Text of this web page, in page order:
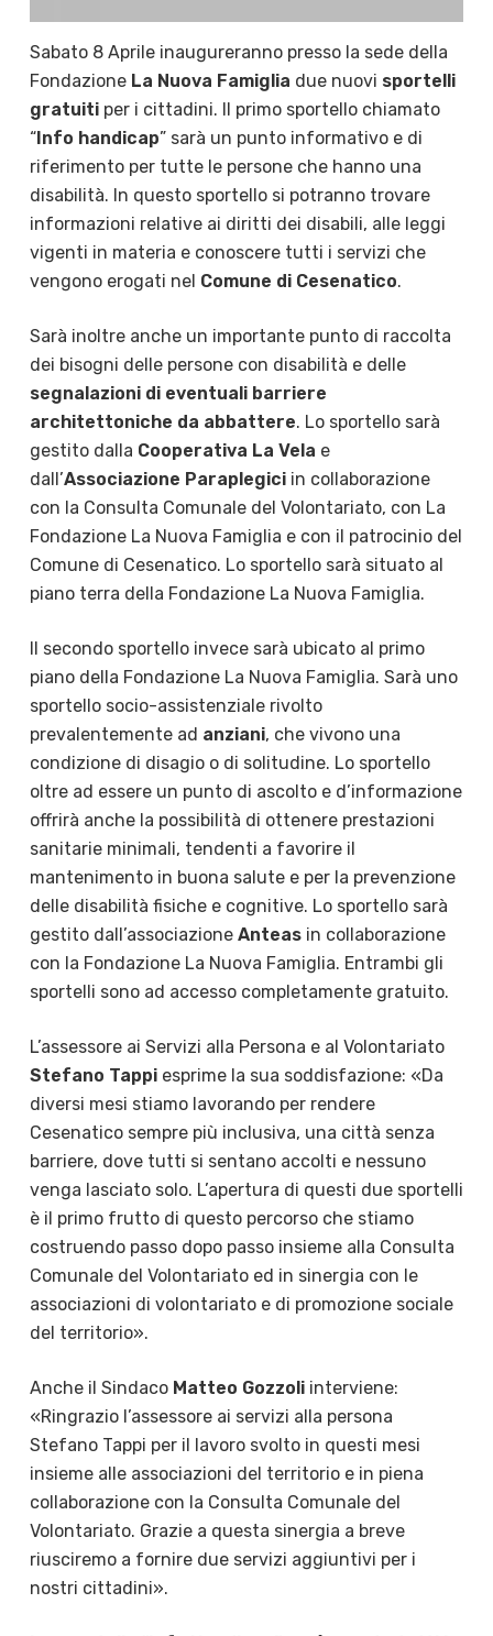
Sabato 8 Aprile inaugureranno presso la sede della
Fondazione La Nuova Famiglia due nuovi sportelli
gratuitiper i cittadini. Il primo sportello chiamato
“Info handicap” sarà un punto informativo e di
riferimento per tutte le persone che hanno una
disabilità. In questo sportello si potranno trovare
informazioni relative ai diritti dei disabili, alle leggi
vigenti in materia e conoscere tutti i servizi che
vengono erogati nel Comune di Cesenatico.
Sarà inoltre anche un importante punto di raccolta
dei bisogni delle persone con disabilità e delle
segnalazioni di eventuali barriere
architettoniche da abbattere. Lo sportello sarà
gestito dalla Cooperativa La Vela e
dall’Associazione Paraplegiciin collaborazione
con la Consulta Comunale del Volontariato, con La
Fondazione La Nuova Famiglia e con il patrocinio del
Comune di Cesenatico. Lo sportello sarà situato al
piano terra della Fondazione La Nuova Famiglia.
Il secondo sportello invece sarà ubicato al primo
piano della Fondazione La Nuova Famiglia. Sarà uno
sportello socio-assistenziale rivolto
prevalentemente ad anziani, che vivono una
condizione di disagio o di solitudine. Lo sportello
oltre ad essere un punto di ascolto e d’informazione
offrirà anche la possibilità di ottenere prestazioni
sanitarie minimali, tendenti a favorire il
mantenimento in buona salute e per la prevenzione
delle disabilità fisiche e cognitive. Lo sportello sarà
gestito dall’associazione Anteasin collaborazione
con la Fondazione La Nuova Famiglia. Entrambi gli
sportelli sono ad accesso completamente gratuito.
L’assessore ai Servizi alla Persona e al Volontariato
Stefano Tappiesprime la sua soddisfazione: «Da
diversi mesi stiamo lavorando per rendere
Cesenatico sempre più inclusiva, una città senza
barriere, dove tutti si sentano accolti e nessuno
venga lasciato solo. L’apertura di questi due sportelli
è il primo frutto di questo percorso che stiamo
costruendo passo dopo passo insieme alla Consulta
Comunale del Volontariato ed in sinergia con le
associazioni di volontariato e di promozione sociale
del territorio».
Anche il Sindaco Matteo Gozzoliinterviene:
«Ringrazio l’assessore ai servizi alla persona
Stefano Tappi per il lavoro svolto in questi mesi
insieme alle associazioni del territorio e in piena
collaborazione con la Consulta Comunale del
Volontariato. Grazie a questa sinergia a breve
riusciremo a fornire due servizi aggiuntivi per i
nostri cittadini».